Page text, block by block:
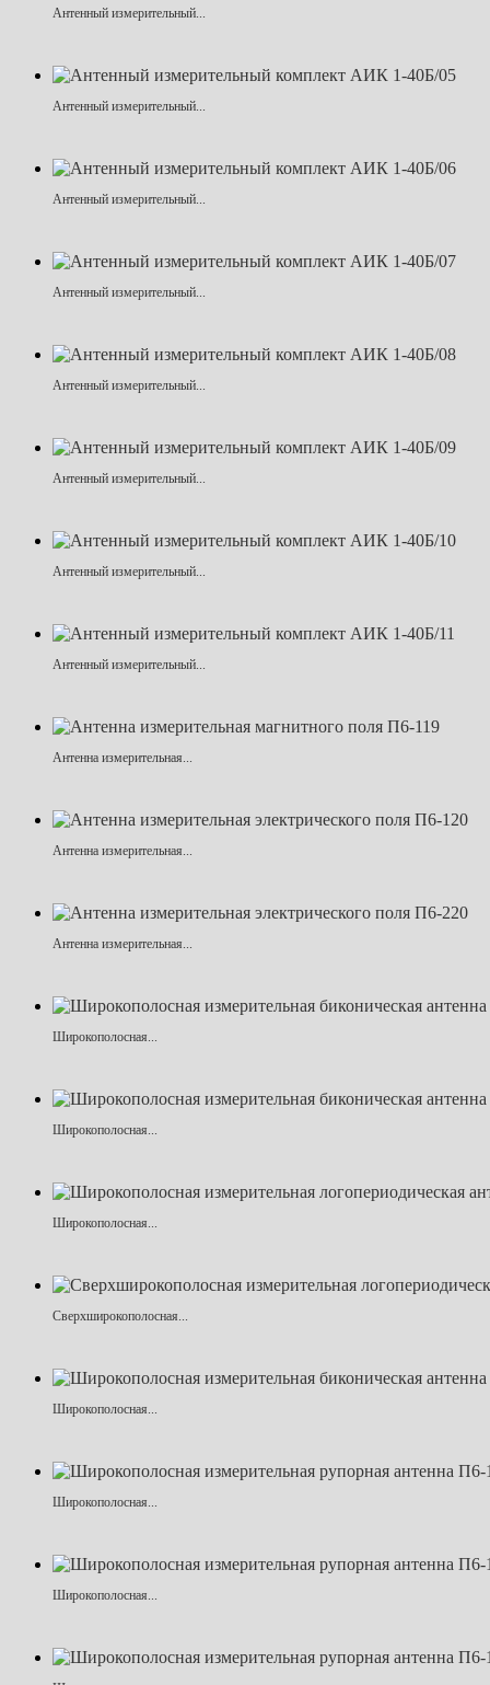
Антенный измерительный...
Антенный измерительный...
Антенный измерительный...
Антенный измерительный...
Антенный измерительный...
Антенный измерительный...
Антенный измерительный...
Антенный измерительный...
Антенна измерительная...
Антенна измерительная...
Антенна измерительная...
Широкополосная...
Широкополосная...
Широкополосная...
Сверхширокополосная...
Широкополосная...
Широкополосная...
Широкополосная...